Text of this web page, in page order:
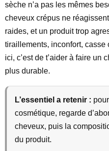
sèche n’a pas les mêmes
cheveux crépus ne
raides, et un produit trop
tiraillements, inconfort, casse
ici, c’est de t’aider à faire un
plus durable.
L’essentiel a retenir :
cosmétique, regarde
cheveux, puis la
du produit.